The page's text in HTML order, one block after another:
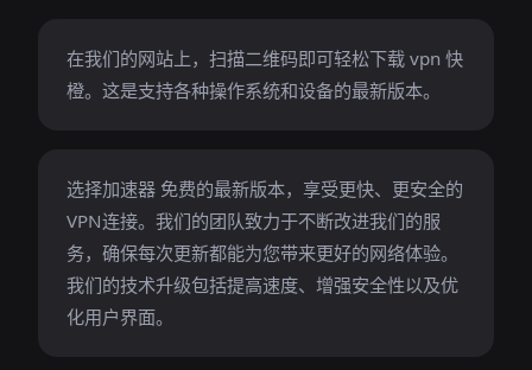
在我们的网站上，扫描二维码即可轻松下载 vpn 快
橙。这是支持各种操作系统和设备的最新版本。
选择加速器 免费的最新版本，享受更快、更安全的
VPN连接。我们的团队致力于不断改进我们的服
务，确保每次更新都能为您带来更好的网络体验。
我们的技术升级包括提高速度、增强安全性以及优
化用户界面。